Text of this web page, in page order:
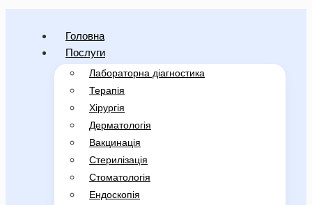
Головна
Послуги
Лабораторна діагностика
Терапія
Хірургія
Дерматологія
Вакцинація
Стерилізація
Стоматологія
Ендоскопія